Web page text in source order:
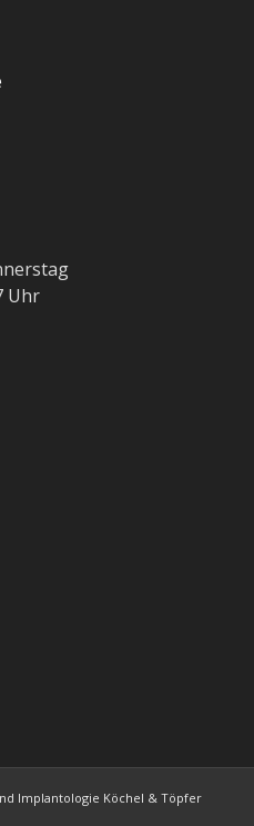
Uhr
Implantologie Köchel & Töpfer